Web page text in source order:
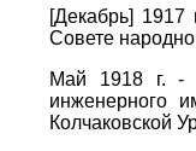
[Декабрь]
Совете
Май 1918 г. -
инженерного
Колчаковской